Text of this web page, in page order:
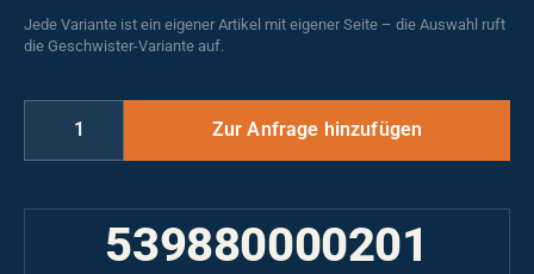
Jede Variante ist ein eigener Artikel mit eigener Seite – die Auswahl ruft
die Geschwister-Variante auf.
539880000201